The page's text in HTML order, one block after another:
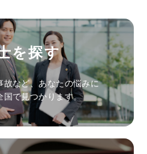
を探す
故など、あなたの悩みに
国で見つかります。